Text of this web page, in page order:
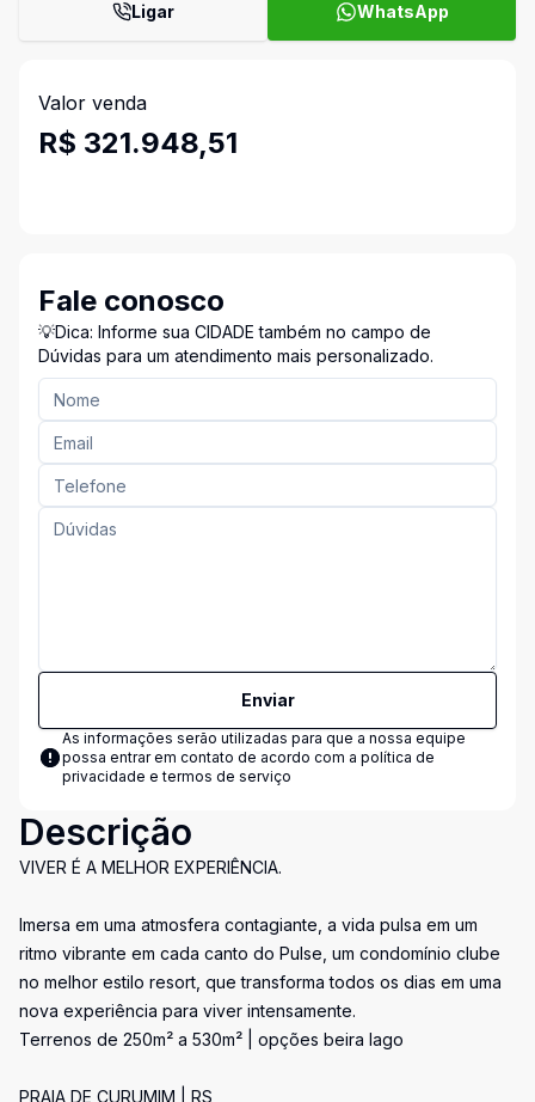
Ligar WhatsApp
Valor venda
R$ 321.948,51
Fale conosco
💡Dica: Informe sua CIDADE também no campo de
Dúvidas para um atendimento mais personalizado.
Enviar
As informações serão utilizadas para que a nossa equipe
possa entrar em contato de acordo com a política de
privacidade e termos de serviço
Descrição
VIVER É A MELHOR EXPERIÊNCIA.
Imersa em uma atmosfera contagiante, a vida pulsa em um
ritmo vibrante em cada canto do Pulse, um condomínio clube
no melhor estilo resort, que transforma todos os dias em uma
nova experiência para viver intensamente.
Terrenos de 250m² a 530m² | opções beira lago
PRAIA DE CURUMIM | RS